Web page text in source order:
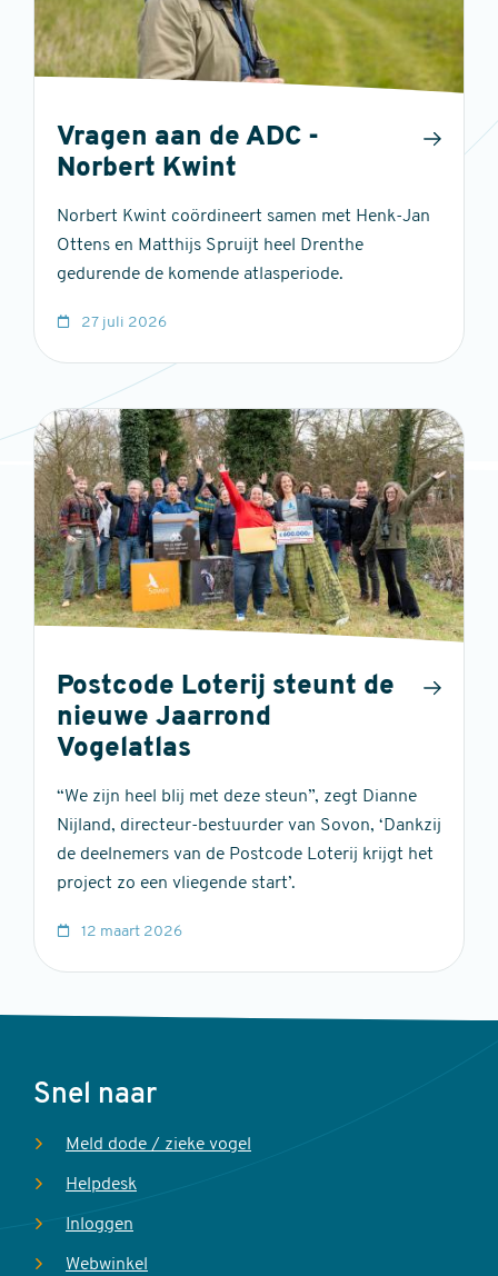
Vragen aan de ADC -
Norbert Kwint
Norbert Kwint coördineert samen met Henk-Jan
Ottens en Matthijs Spruijt heel Drenthe
gedurende de komende atlasperiode.
27 juli 2026
Postcode Loterij steunt de
nieuwe Jaarrond
Vogelatlas
“We zijn heel blij met deze steun”, zegt Dianne
Nijland, directeur-bestuurder van Sovon, ‘Dankzij
de deelnemers van de Postcode Loterij krijgt het
project zo een vliegende start’.
12 maart 2026
Voet
Snel naar
Meld dode / zieke vogel
Helpdesk
Inloggen
Webwinkel